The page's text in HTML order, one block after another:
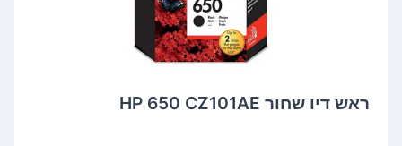
‏ראש דיו ‏שחור HP 650 CZ101AE